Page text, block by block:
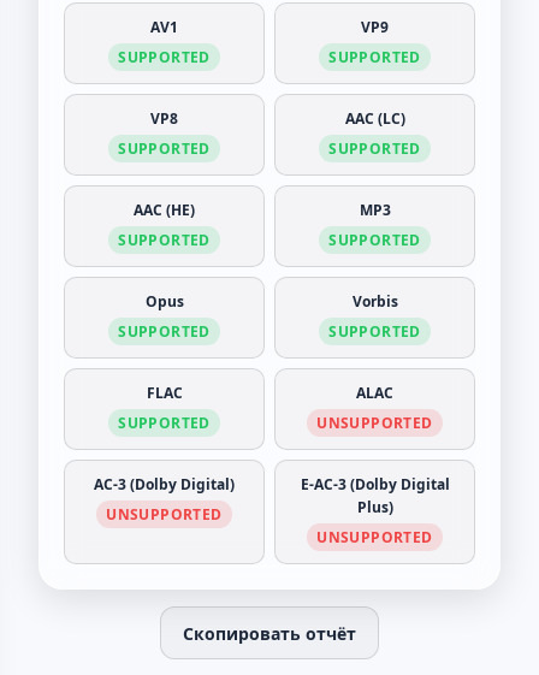
AV1
SUPPORTED
VP9
SUPPORTED
VP8
SUPPORTED
AAC (LC)
SUPPORTED
AAC (HE)
SUPPORTED
MP3
SUPPORTED
Opus
SUPPORTED
Vorbis
SUPPORTED
FLAC
SUPPORTED
ALAC
UNSUPPORTED
AC-3 (Dolby Digital)
UNSUPPORTED
E-AC-3 (Dolby Digital
Plus)
UNSUPPORTED
Скопировать отчёт